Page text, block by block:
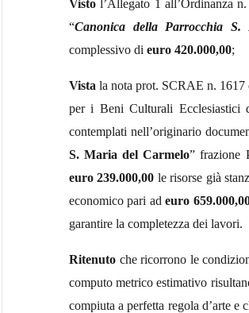
Vistol’Allegato 1 all’Ordinanza
“Canonica della Parrocchia
complessivo di euro 420.000,00;
Vista la nota prot. SCRAE n.
per i Beni Culturali Ecclesiastici
contemplati nell’originario
S. Maria del Carmelo” frazione
euro 239.000,00 le risorse già
economico pari adeuro
garantire la completezza dei lavori.
Ritenutochericorrono le
computo metrico estimativo
compiuta a perfetta regola d’arte e